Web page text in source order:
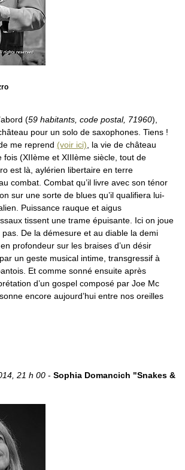
(59 habitants, code postal, 71960),
pour un solo de saxophones. Tiens !
me reprend (voir ici) , la vie de château
fois (XIIème et XIIIème siècle, tout de
est là, aylérien libertaire en terre
combat. Combat qu’il livre avec son ténor
sur une sorte de blues qu’il qualifiera lui-
Puissance rauque et aigus
tissent une trame épuisante. Ici on joue
pas. De la démesure et au diable la demi
profondeur sur les braises d’un désir
un geste musical intime, transgressif à
Et comme sonné ensuite après
d’un gospel composé par Joe Mc
encore aujourd’hui entre nos oreilles
21 h 00 - Sophia Domancich "Snakes &